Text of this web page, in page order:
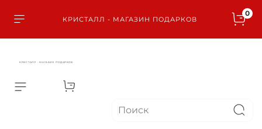
КРИСТАЛЛ - МАГАЗИН ПОДАРКОВ
0
КРИСТАЛЛ - МАГАЗИН ПОДАРКОВ